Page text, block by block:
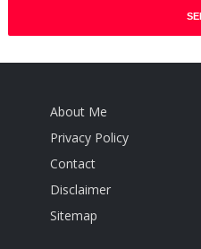
About Me
Privacy Policy
Contact
Disclaimer
Sitemap